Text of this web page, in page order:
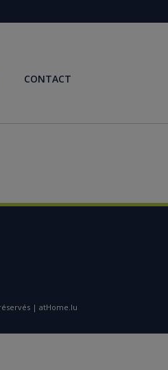
CONTACT
| atHome.lu